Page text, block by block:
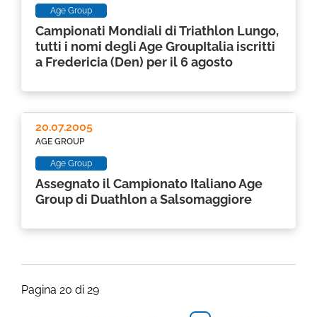
Campionati Mondiali di Triathlon Lungo,
tutti i nomi degli Age GroupItalia iscritti
a Fredericia (Den) per il 6 agosto
Age Group
Assegnato il Campionato Italiano Age
Group di Duathlon a Salsomaggiore
AGE GROUP
20.07.2005
Age Group
Pagina 20 di 29